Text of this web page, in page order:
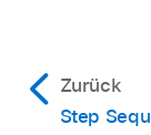
Zurück
Step